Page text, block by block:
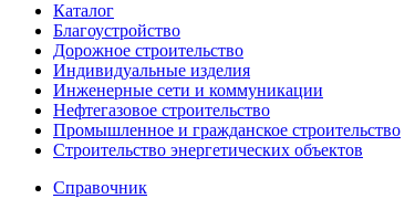
Каталог
Благоустройство
Дорожное строительство
Индивидуальные изделия
Инженерные сети и коммуникации
Нефтегазовое строительство
Промышленное и гражданское строительство
Строительство энергетических объектов
Справочник